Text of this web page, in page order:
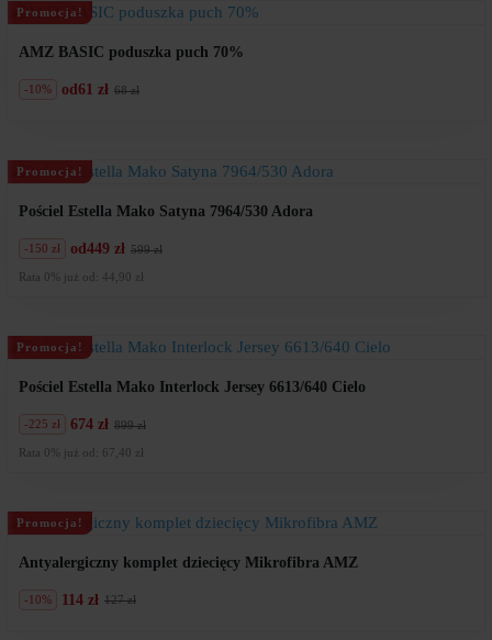
zł.
zł.
Promocja!
AMZ BASIC poduszka puch 70%
od 68 zł
Pierwotna
zł.
61 zł
Aktualna
zł.
-10%
Promocja!
Pościel Estella Mako Satyna 7964/530 Adora
od 599 zł
Pierwotna
cena
449 zł
Aktualna
cena
-150 zł
Rata 0% już od: 44,90 zł
Promocja!
Pościel Estella Mako Interlock Jersey 6613/640 Cielo
899 zł
Pierwotna
cena
674 zł
Aktualna
cena
-225 zł
Rata 0% już od: 67,40 zł
Promocja!
Antyalergiczny komplet dziecięcy Mikrofibra AMZ
127 zł
Pierwotna
114 zł
Aktualna
-10%